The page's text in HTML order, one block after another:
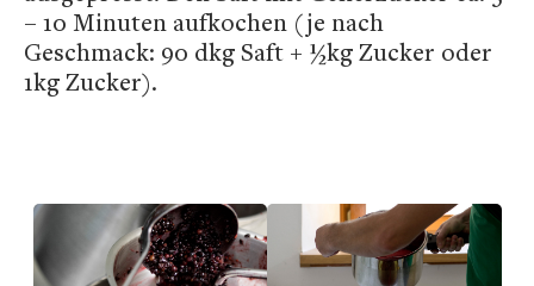
– 10 Minuten aufkochen (je nach
Geschmack: 90 dkg Saft + ½kg Zucker oder
1kg Zucker).